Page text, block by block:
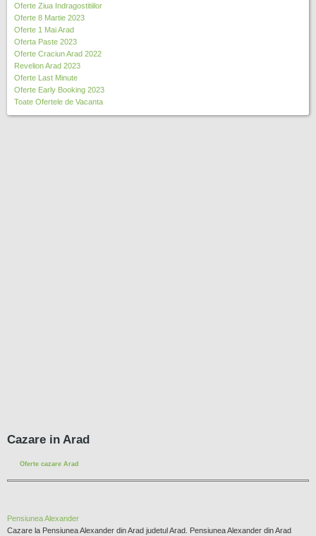
Oferte Ziua Indragostitiilor
Oferte 8 Martie 2023
Oferte 1 Mai Arad
Oferta Paste 2023
Oferte Craciun Arad 2022
Revelion Arad 2023
Oferte Last Minute
Oferte Early Booking 2023
Toate Ofertele de Vacanta
Cazare in Arad
Oferte cazare Arad
Pensiunea Alexander
Cazare la Pensiunea Alexander din Arad judetul Arad. Pensiunea Alexander din Arad